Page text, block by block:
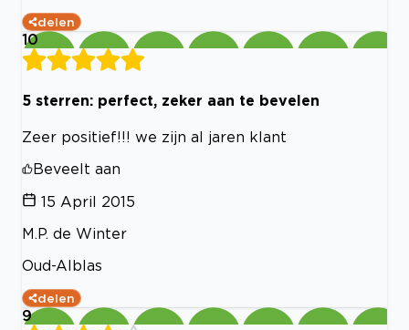
delen
10
5 sterren: perfect, zeker aan te bevelen
Zeer positief!!! we zijn al jaren klant
Beveelt aan
15 April 2015
M.P. de Winter
Oud-Alblas
delen
9